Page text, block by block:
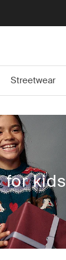
Streetwear
for kids